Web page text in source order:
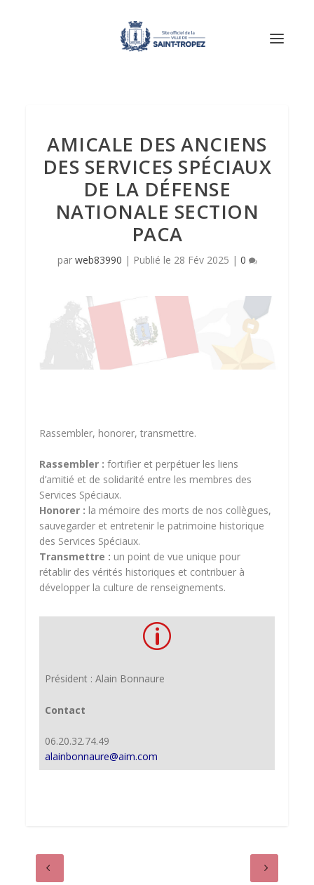
AMICALE DES ANCIENS
DES SERVICES SPÉCIAUX
DE LA DÉFENSE
NATIONALE SECTION
PACA
par web83990 | 28 Fév 2025 | 0
Rassembler, honorer, transmettre.
Rassembler : fortifier et perpétuer les liens
d’amitié et de solidarité entre les membres des
Services Spéciaux.
Honorer : la mémoire des morts de nos collègues,
sauvegarder et entretenir le patrimoine historique
des Services Spéciaux.
Transmettre : un point de vue unique pour
rétablir des vérités historiques et contribuer à
développer la culture de renseignements.
p
Président : Alain Bonnaure
Contact
06.20.32.74.49
alainbonnaure@aim.com